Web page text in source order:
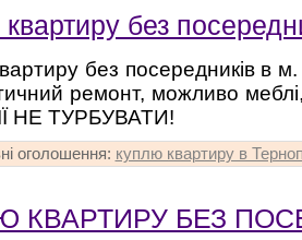
без
без посередників в
ремонт, можливо
НЕ ТУРБУВАТИ!
оголошення: куплю квартиру в
КВАРТИРУ БЕЗ